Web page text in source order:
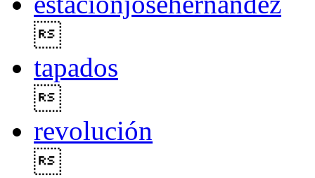
tapados
revolución